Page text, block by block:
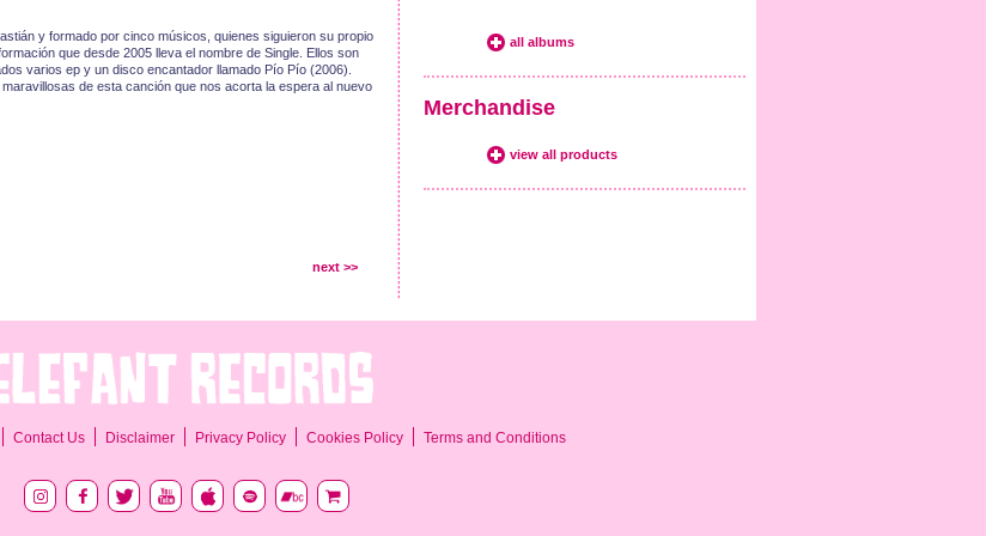
y formado por cinco músicos, quienes siguieron su propio
que desde 2005 lleva el nombre de Single. Ellos son
varios ep y un disco encantador llamado Pío Pío (2006).
de esta canción que nos acorta la espera al nuevo
next >>
all albums
Merchandise
view all products
Contact Us Disclaimer Privacy Policy Cookies Policy Terms and Conditions